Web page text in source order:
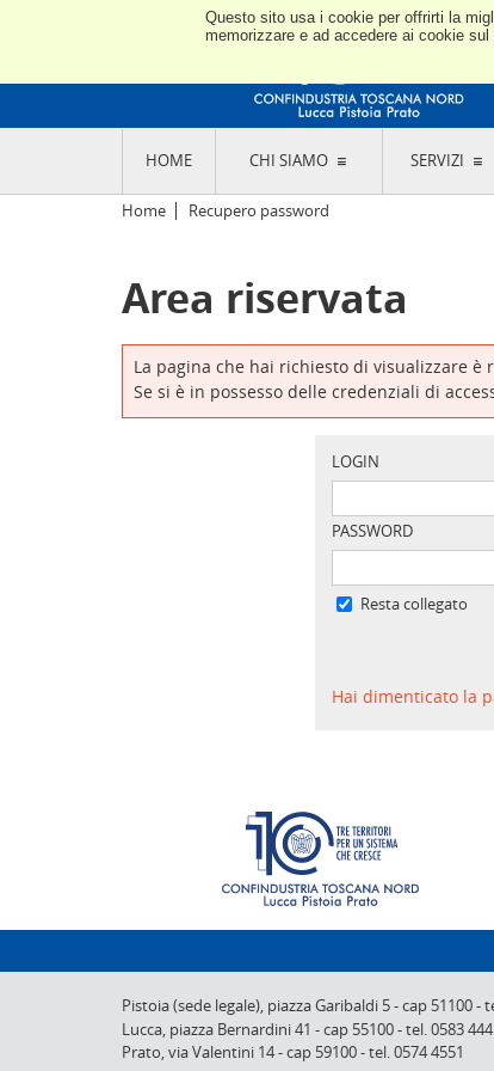
Questo sito usa i cookie per offrirti la
memorizzare e ad accedere ai cookie
HOME CHI SIAMO
L'ASSOCIAZIONE
CODICE ETICO E DEI VALORI ASSOCIATIVI
TRASPARENZA CONTRIBUTI PUBBLICI
L'INDUSTRIA E IL TERRITORIO DI LUCCA,
PISTOIA E PRATO
SEDI E CONTATTI
ABOUT US
SERVIZI
Home Recupero password
Area riservata
La pagina che hai richiesto di visualizzare è
Se si è in possesso delle credenziali di
LOGIN
PASSWORD
Resta collegato
Hai dimenticato la
Pistoia (sede legale), piazza Garibaldi 5-cap 51100-
Lucca, piazza Bernardini 41 -cap 55100-tel. 0583
Prato,via Valentini 14-cap 59100-tel. 0574 4551